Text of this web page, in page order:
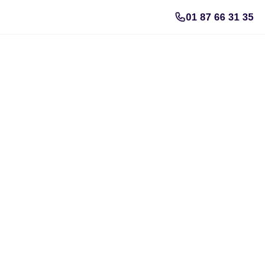
01 87 66 31 35